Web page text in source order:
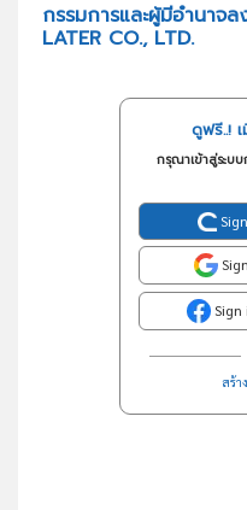
กรรมการและผู้มีอำนาจ
LATER CO., LTD.
ดูฟรี..!
กรุณาเข้าสู่ระบ
Sign
สร้า